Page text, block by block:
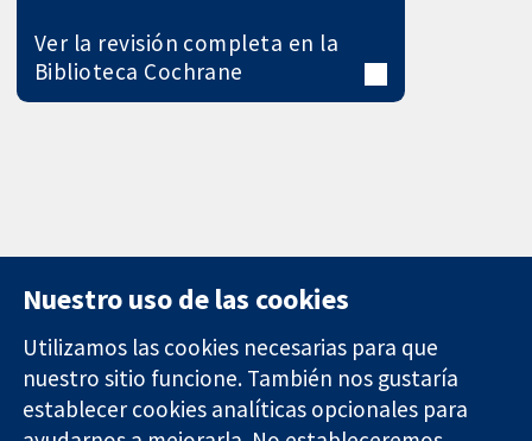
Ver la revisión completa en la
Biblioteca Cochrane
11-13 Cavendish
Square
Contacto
Noticias
Nuestro uso de las cookies
Utilizamos las cookies necesarias para que
nuestro sitio funcione. También nos gustaría
establecer cookies analíticas opcionales para